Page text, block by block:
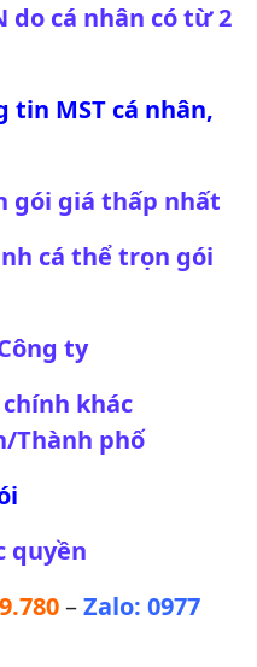
do cá nhân có từ 2
tin MST cá nhân,
gói giá thấp nhất
cá thể trọn gói
ty
khác
Thành phố
quyền
–Zalo: 0977